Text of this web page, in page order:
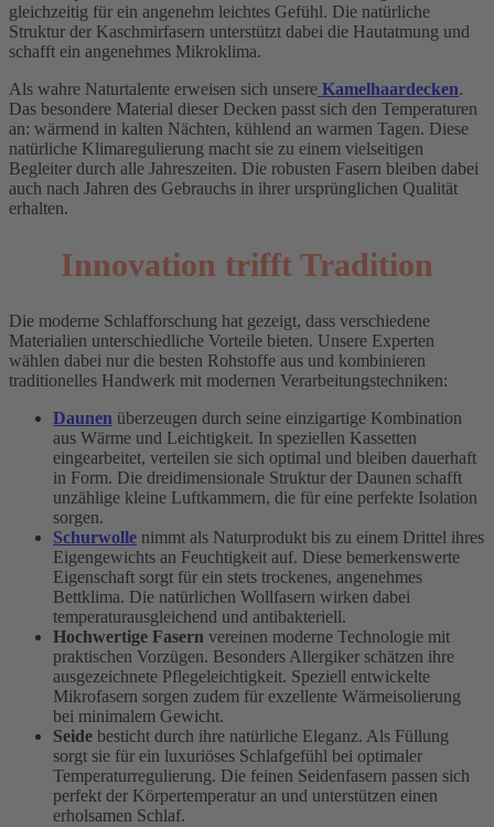
gleichzeitig für ein angenehm leichtes Gefühl. Die natürliche
Struktur der Kaschmirfasern unterstützt dabei die Hautatmung und
schafft ein angenehmes Mikroklima.
Als wahre Naturtalente erweisen sich unsere Kamelhaardecken.
Das besondere Material dieser Decken passt sich den Temperaturen
an: wärmend in kalten Nächten, kühlend an warmen Tagen. Diese
natürliche Klimaregulierung macht sie zu einem vielseitigen
Begleiter durch alle Jahreszeiten. Die robusten Fasern bleiben dabei
auch nach Jahren des Gebrauchs in ihrer ursprünglichen Qualität
erhalten.
Innovation trifft Tradition
Die moderne Schlafforschung hat gezeigt, dass verschiedene
Materialien unterschiedliche Vorteile bieten. Unsere Experten
wählen dabei nur die besten Rohstoffe aus und kombinieren
traditionelles Handwerk mit modernen Verarbeitungstechniken:
Daunen überzeugen durch seine einzigartige Kombination
aus Wärme und Leichtigkeit. In speziellen Kassetten
eingearbeitet, verteilen sie sich optimal und bleiben dauerhaft
in Form. Die dreidimensionale Struktur der Daunen schafft
unzählige kleine Luftkammern, die für eine perfekte Isolation
sorgen.
Schurwolle nimmt als Naturprodukt bis zu einem Drittel ihres
Eigengewichts an Feuchtigkeit auf. Diese bemerkenswerte
Eigenschaft sorgt für ein stets trockenes, angenehmes
Bettklima. Die natürlichen Wollfasern wirken dabei
temperaturausgleichend und antibakteriell.
Hochwertige Fasern vereinen moderne Technologie mit
praktischen Vorzügen. Besonders Allergiker schätzen ihre
ausgezeichnete Pflegeleichtigkeit. Speziell entwickelte
Mikrofasern sorgen zudem für exzellente Wärmeisolierung
bei minimalem Gewicht.
Seide besticht durch ihre natürliche Eleganz. Als Füllung
sorgt sie für ein luxuriöses Schlafgefühl bei optimaler
Temperaturregulierung. Die feinen Seidenfasern passen sich
perfekt der Körpertemperatur an und unterstützen einen
erholsamen Schlaf.